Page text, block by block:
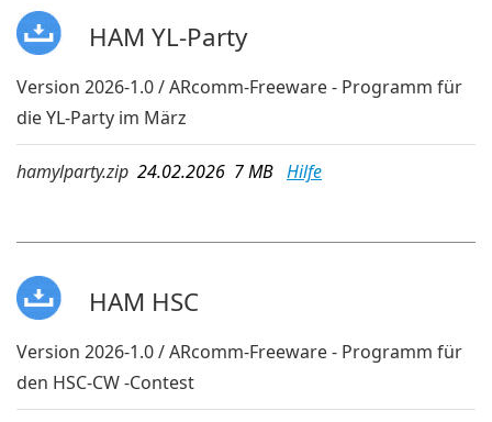
HAM YL-Party
Version 2026-1.0 / ARcomm-Freeware - Programm für
die YL-Party im März
hamylparty.zip 24.02.2026 7 MB Hilfe
HAM HSC
Version 2026-1.0 / ARcomm-Freeware - Programm für
den HSC-CW -Contest